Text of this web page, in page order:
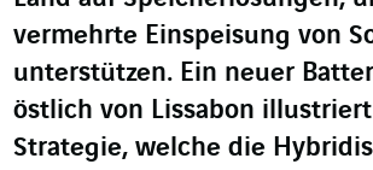
vermehrte Einspeisung von
unterstützen. Ein neuer
östlich von Lissabon
Strategie, welche die